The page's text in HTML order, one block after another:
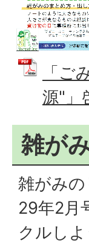
「ご
源"」
雑が
雑がみ
29年2月
クルし